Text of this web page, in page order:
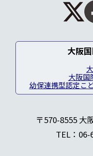
大阪
大阪国
幼保連携型認定こ
〒570-8555 大
TEL：06-